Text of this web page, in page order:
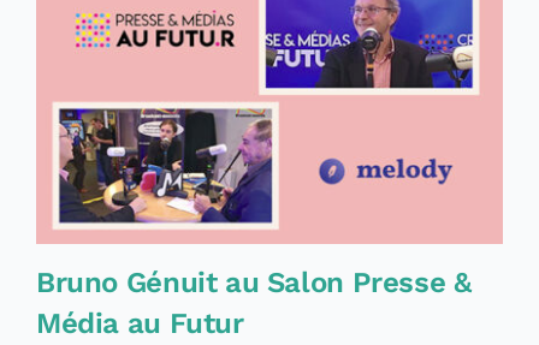
Bruno Génuit au Salon Presse &
Média au Futur